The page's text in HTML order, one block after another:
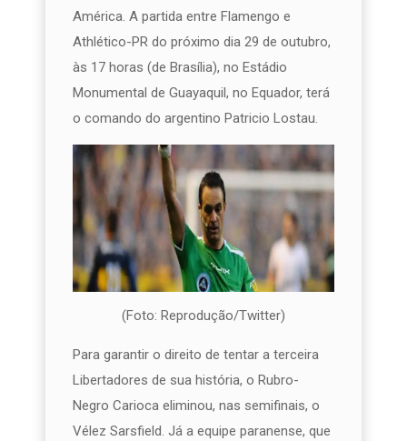
América. A partida entre Flamengo e
Athlético-PR do próximo dia 29 de outubro,
às 17 horas (de Brasília), no Estádio
Monumental de Guayaquil, no Equador, terá
o comando do argentino Patricio Lostau.
(Foto: Reprodução/Twitter)
Para garantir o direito de tentar a terceira
Libertadores de sua história, o Rubro-
Negro Carioca eliminou, nas semifinais, o
Vélez Sarsfield. Já a equipe paranense, que